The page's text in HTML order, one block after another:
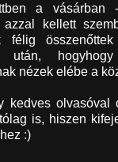
a vásárban
azzal kellett
félig
után,
nézek elébe a
kedves olvasóval
is, hiszen
:)